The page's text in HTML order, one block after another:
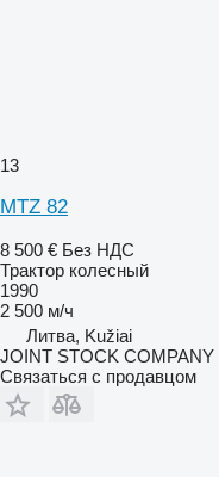
13
MTZ 82
8 500 € Без НДС
Трактор колесный
1990
2 500 м/ч
Литва, Kužiai
JOINT STOCK COMPANY
Связаться с продавцом